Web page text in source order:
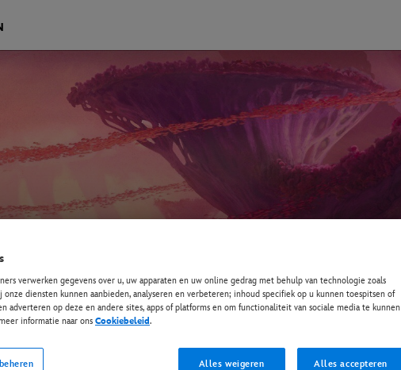
verwerken gegevens over u, uw apparaten en uw online gedrag met behulp van technologie zoals
onze diensten kunnen aanbieden, analyseren en verbeteren; inhoud specifiek op u kunnen toespitsen of
adverteren op deze en andere sites, apps of platforms en om functionaliteit van sociale media te kunnen
informatie naar ons Cookiebeleid.
Alles weigeren Alles accepteren